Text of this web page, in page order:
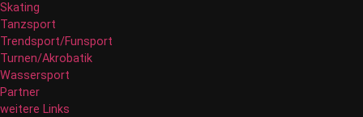
Skating
Tanzsport
Trendsport/Funsport
Turnen/Akrobatik
Wassersport
Partner
weitere Links